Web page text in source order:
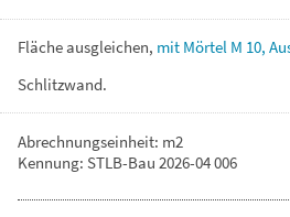
Flächeausgleichen, mit Mörtel M 10,
Schlitzwand.
Abrechnungseinheit: m2
Kennung: STLB-Bau 2026-04 006